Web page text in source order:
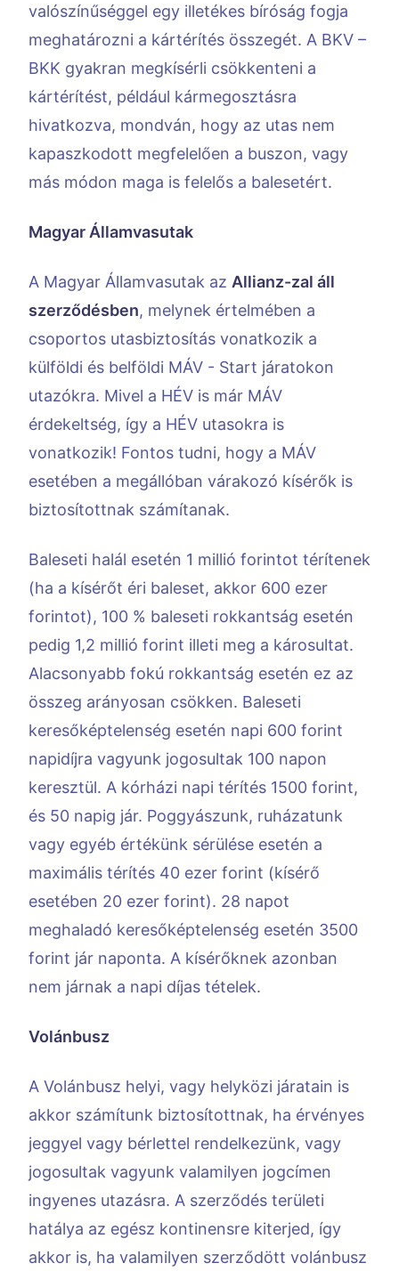
valószínűséggel egy illetékes bíróság fogja
meghatározni a kártérítés összegét. A BKV –
BKK gyakran megkísérli csökkenteni a
kártérítést, például kármegosztásra
hivatkozva, mondván, hogy az utas nem
kapaszkodott megfelelően a buszon, vagy
más módon maga is felelős a balesetért.
Magyar Államvasutak
A Magyar Államvasutak az Allianz-zal áll
szerződésben, melynek értelmében a
csoportos utasbiztosítás vonatkozik a
külföldi és belföldi MÁV - Start járatokon
utazókra. Mivel a HÉV is már MÁV
érdekeltség, így a HÉV utasokra is
vonatkozik! Fontos tudni, hogy a MÁV
esetében a megállóban várakozó kísérők is
biztosítottnak számítanak.
Baleseti halál esetén 1 millió forintot térítenek
(ha a kísérőt éri baleset, akkor 600 ezer
forintot), 100 % baleseti rokkantság esetén
pedig 1,2 millió forint illeti meg a károsultat.
Alacsonyabb fokú rokkantság esetén ez az
összeg arányosan csökken. Baleseti
keresőképtelenség esetén napi 600 forint
napidíjra vagyunk jogosultak 100 napon
keresztül. A kórházi napi térítés 1500 forint,
és 50 napig jár. Poggyászunk, ruházatunk
vagy egyéb értékünk sérülése esetén a
maximális térítés 40 ezer forint (kísérő
esetében 20 ezer forint). 28 napot
meghaladó keresőképtelenség esetén 3500
forint jár naponta. A kísérőknek azonban
nem járnak a napi díjas tételek.
Volánbusz
A Volánbusz helyi, vagy helyközi járatain is
akkor számítunk biztosítottnak, ha érvényes
jeggyel vagy bérlettel rendelkezünk, vagy
jogosultak vagyunk valamilyen jogcímen
ingyenes utazásra. A szerződés területi
hatálya az egész kontinensre kiterjed, így
akkor is, ha valamilyen szerződött volánbusz